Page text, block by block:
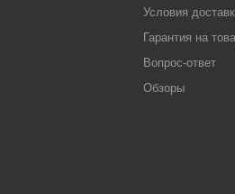
Условия
Гарантия на
Вопрос-ответ
Обзоры